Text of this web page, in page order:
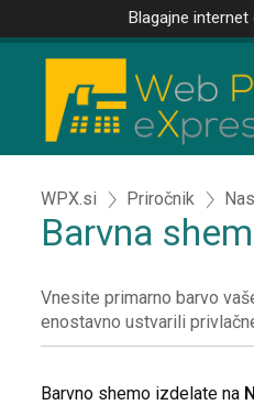
Blagajne
WPX.si Priročnik
Barvna
Vnesite primarno barvo
enostavno ustvarili
Barvno shemo izdelate na